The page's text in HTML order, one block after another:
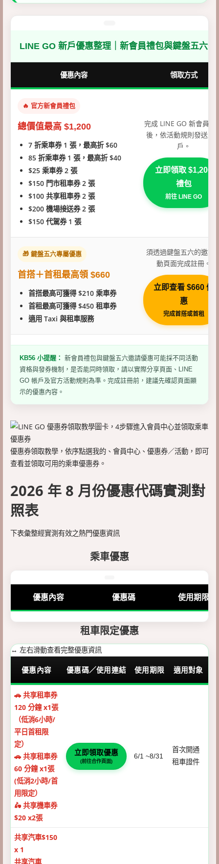
LINE GO 新戶優惠整理｜新會員禮包與鍵盤五六分
優惠內容 領取方式
🔥 官方新會員禮包
總價值最高 $1,200
7 折乘車券 1 張，最高折 $60
85 折乘車券 1 張，最高折 $40
$25 乘車券 2 張
$150 門市租車券 2 張
$100 共享租車券 2 張
$200 機場接送券 2 張
$150 代駕券 1 張
完成 LINE GO 新會員註
後，依活動規則發送至
戶。
立即領取 $1,200
禮包
前往 LINE GO
🎁 鍵盤五六專屬優惠
首搭＋首租最高領 $660
首搭最高可獲得 $210 乘車券
首租最高可獲得 $450 租車券
適用 Taxi 與租車服務
須透過鍵盤五六的邀請
動頁面完成註冊。
立即查看 $660 優
惠
完成首搭或首租
KB56 小提醒： 新會員禮包與鍵盤五六邀請優惠可能採不同活動
資格與發券機制，是否能同時領取，請以實際分享頁面、LINE
GO 帳戶及官方活動規則為準。完成註冊前，建議先確認頁面顯
示的優惠內容。
優惠券領取教學，依序點選我的、會員中心、優惠券／活動，即可
查看並領取可用的乘車優惠券。
2026 年 8 月份優惠代碼實測對
照表
下表彙整經實測有效之熱門優惠資訊
乘車優惠
優惠內容 優惠碼 使用期限
租車限定優惠
↔ 左右滑動查看完整優惠資訊
LINE GO 優惠列表 — 2026 年整理
優惠內容 優惠碼／使用連結 使用期限 適用對象
🚗 共享租車券
120 分鐘 x1張
（低消6小時/
平日首租限
定）
🚗 共享租車券
60 分鐘 x1張
(低消2小時/首
用限定）
🛵 共享機車券
$20 x2張
立即領取優惠
(前往合作頁面)
6/1 ~8/31
首次開通
租車證件
共享汽車$150
x 1
共享汽車